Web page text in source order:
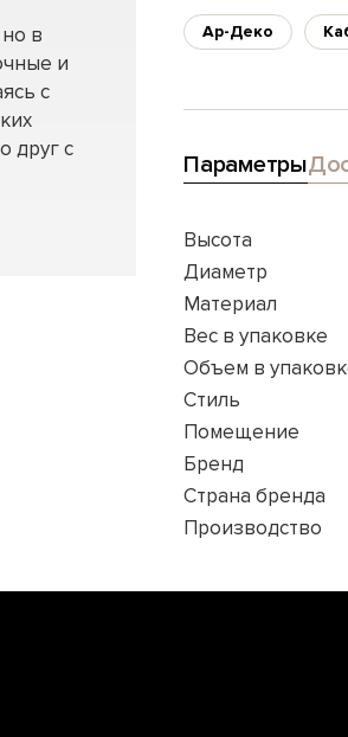
в
и
с
друг с
Ар-Деко
Параметры
Высота
Диаметр
Материал
Вес в упаковке
Объем в
Стиль
Помещение
Бренд
Страна бренда
Производство